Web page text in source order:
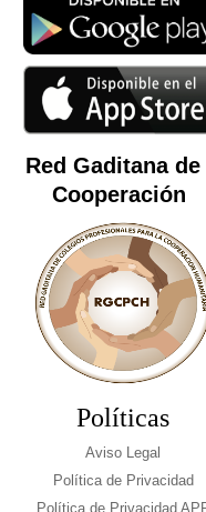
Red Gaditana de
Cooperación
Políticas
Aviso Legal
Política de Privacidad
Política de Privacidad